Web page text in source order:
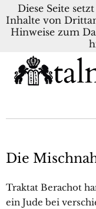
KONTAKT
Die
Traktat Berachot
ein Jude bei
Diese Seite
Inhalte von
Hinweise zum